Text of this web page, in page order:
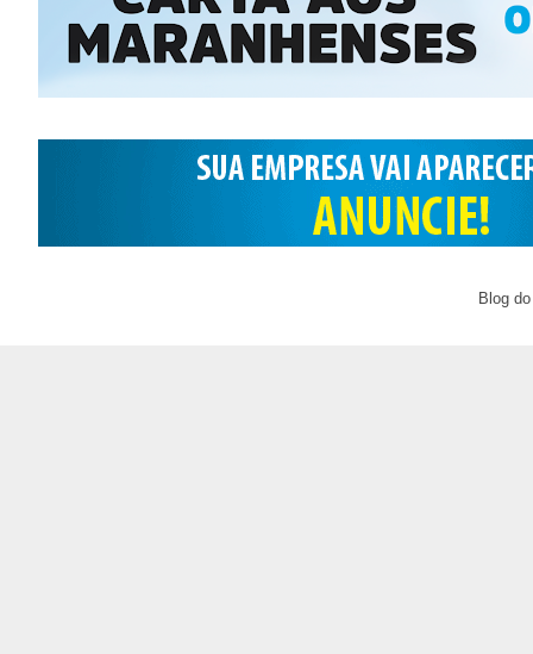
Blog